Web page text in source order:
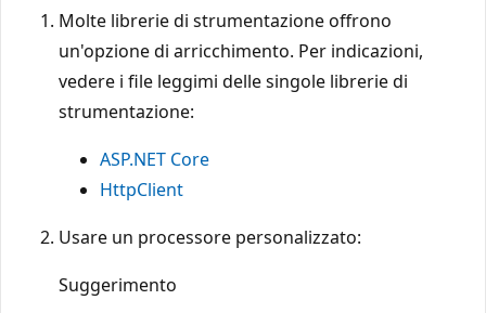
Molte librerie di strumentazione offrono
un'opzione di arricchimento. Per indicazioni,
vedere i file leggimi delle singole librerie di
strumentazione:
ASP.NET Core
HttpClient
Usare un processore personalizzato:
Suggerimento